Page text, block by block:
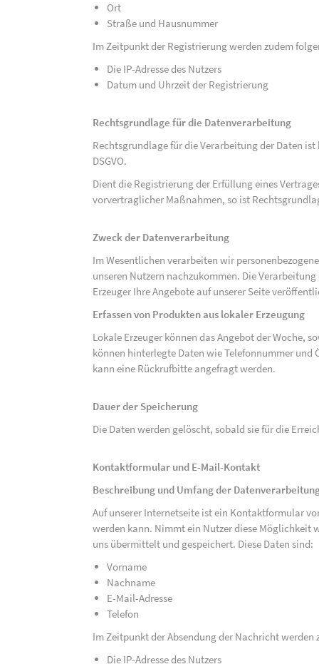
Ort
Straße und Hausnummer
Im Zeitpunkt der Registrierung werden zudem
Die IP-Adresse des Nutzers
Datum und Uhrzeit der Registrierung
Rechtsgrundlage für die Datenverarbeitung
Rechtsgrundlage für die Verarbeitung der Daten
DSGVO.
Dient die Registrierung der Erfüllung eines
vorvertraglicher Maßnahmen, so ist
Zweck der Datenverarbeitung
Im Wesentlichen verarbeiten wir
unseren Nutzern nachzukommen. Die
Erzeuger Ihre Angebote auf unserer Seite
Erfassen von Produkten aus lokaler Erzeugung
Lokale Erzeuger können das Angebot der Woche,
können hinterlegte Daten wie Telefonnummer und
kann eine Rückrufbitte angefragt werden.
Dauer der Speicherung
Die Daten werden gelöscht, sobald sie für die
Kontaktformular und E-Mail-Kontakt
Beschreibung und Umfang der
Auf unserer Internetseite ist ein Kontaktformular
werden kann. Nimmt ein Nutzer diese Möglichkeit
uns übermittelt und gespeichert. Diese Daten sind:
Vorname
Nachname
E-Mail-Adresse
Telefon
Im Zeitpunkt der Absendung der Nachricht werden
Die IP-Adresse des Nutzers